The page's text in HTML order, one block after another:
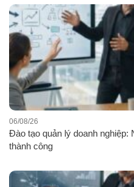
Đào tạo quản lý doanh nghiệp:
thành công
06/08/26